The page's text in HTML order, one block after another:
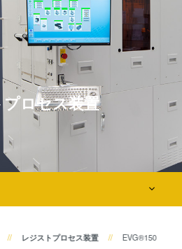
ウェーハ接合装置
検査・計測装置
プロセス開発サービス
ナノインプリント・リソグラ
フィ（NIL） - SmartNIL®
ウェーハレベル・オプティク
ス（WLO）
光リソグラフィ
レジストプロセス
仮接合・剥離
液相拡散(TLP)接合
金属拡散接合
フュージョン/ハイブリッド接
展示会・セミナー
サプライヤーおよびパートナ
ー企業
R&D Projects
INSIDER
How do I become an Insider?
ロセス装置
クシステム
グラフィ（NIL）装置
レジストプロセス装置 EVG®150